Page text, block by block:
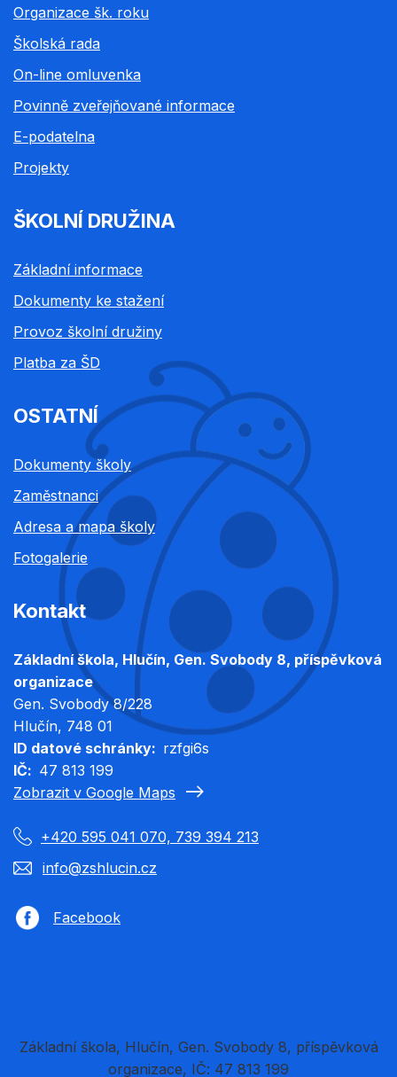
Organizace šk. roku
Školská rada
On-line omluvenka
Povinně zveřejňované informace
E-podatelna
Projekty
ŠKOLNÍ DRUŽINA
Základní informace
Dokumenty ke stažení
Provoz školní družiny
Platba za ŠD
OSTATNÍ
Dokumenty školy
Zaměstnanci
Adresa a mapa školy
Fotogalerie
Kontakt
Základní škola, Hlučín, Gen. Svobody 8, příspěvková
organizace
Gen. Svobody 8/228
Hlučín, 748 01
ID datové schránky
rzfgi6s
IČ
47 813 199
Zobrazit v Google Maps
+420 595 041 070, 739 394 213
info@zshlucin.cz
Facebook
Základní škola, Hlučín, Gen. Svobody 8, příspěvková
organizace, IČ: 47 813 199